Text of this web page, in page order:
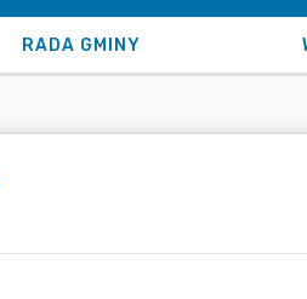
RADA GMINY